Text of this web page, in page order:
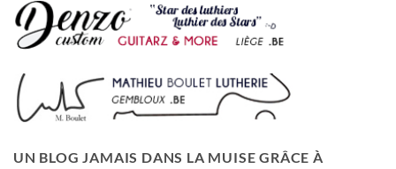
UN BLOG JAMAIS DANS LA MUISE GRÂCE À